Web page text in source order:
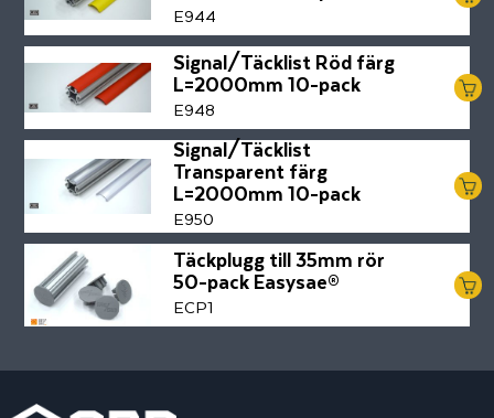
E944
Signal/Täcklist Röd färg
L=2000mm 10-pack
E948
Signal/Täcklist
Transparent färg
L=2000mm 10-pack
E950
Täckplugg till 35mm rör
50-pack Easysae®
ECP1